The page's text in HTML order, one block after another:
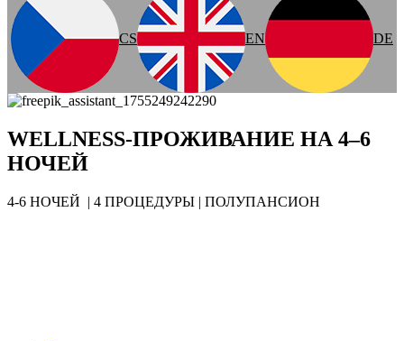
CS EN DE
WELLNESS-ПРОЖИВАНИЕ НА 4–6
НОЧЕЙ
4-6 НОЧЕЙ | 4 ПРОЦЕДУРЫ | ПОЛУПАНСИОН